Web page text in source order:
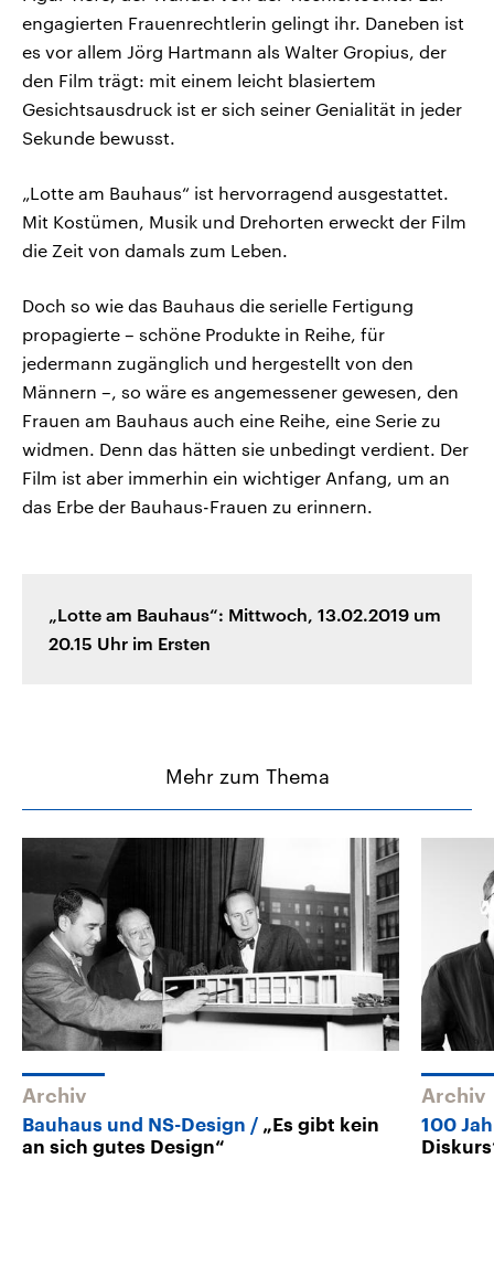
engagierten Frauenrechtlerin gelingt ihr. Daneben ist
es vor allem Jörg Hartmann als Walter Gropius, der
den Film trägt: mit einem leicht blasiertem
Gesichtsausdruck ist er sich seiner Genialität in jeder
Sekunde bewusst.
„Lotte am Bauhaus“ ist hervorragend ausgestattet.
Mit Kostümen, Musik und Drehorten erweckt der Film
die Zeit von damals zum Leben.
Doch so wie das Bauhaus die serielle Fertigung
propagierte – schöne Produkte in Reihe, für
jedermann zugänglich und hergestellt von den
Männern –, so wäre es angemessener gewesen, den
Frauen am Bauhaus auch eine Reihe, eine Serie zu
widmen. Denn das hätten sie unbedingt verdient. Der
Film ist aber immerhin ein wichtiger Anfang, um an
das Erbe der Bauhaus-Frauen zu erinnern.
„Lotte am Bauhaus“: Mittwoch, 13.02.2019 um
20.15 Uhr im Ersten
Mehr zum Thema
Archiv
Bauhaus und NS-Design
„Es gibt kein
an sich gutes Design“
Archiv
100